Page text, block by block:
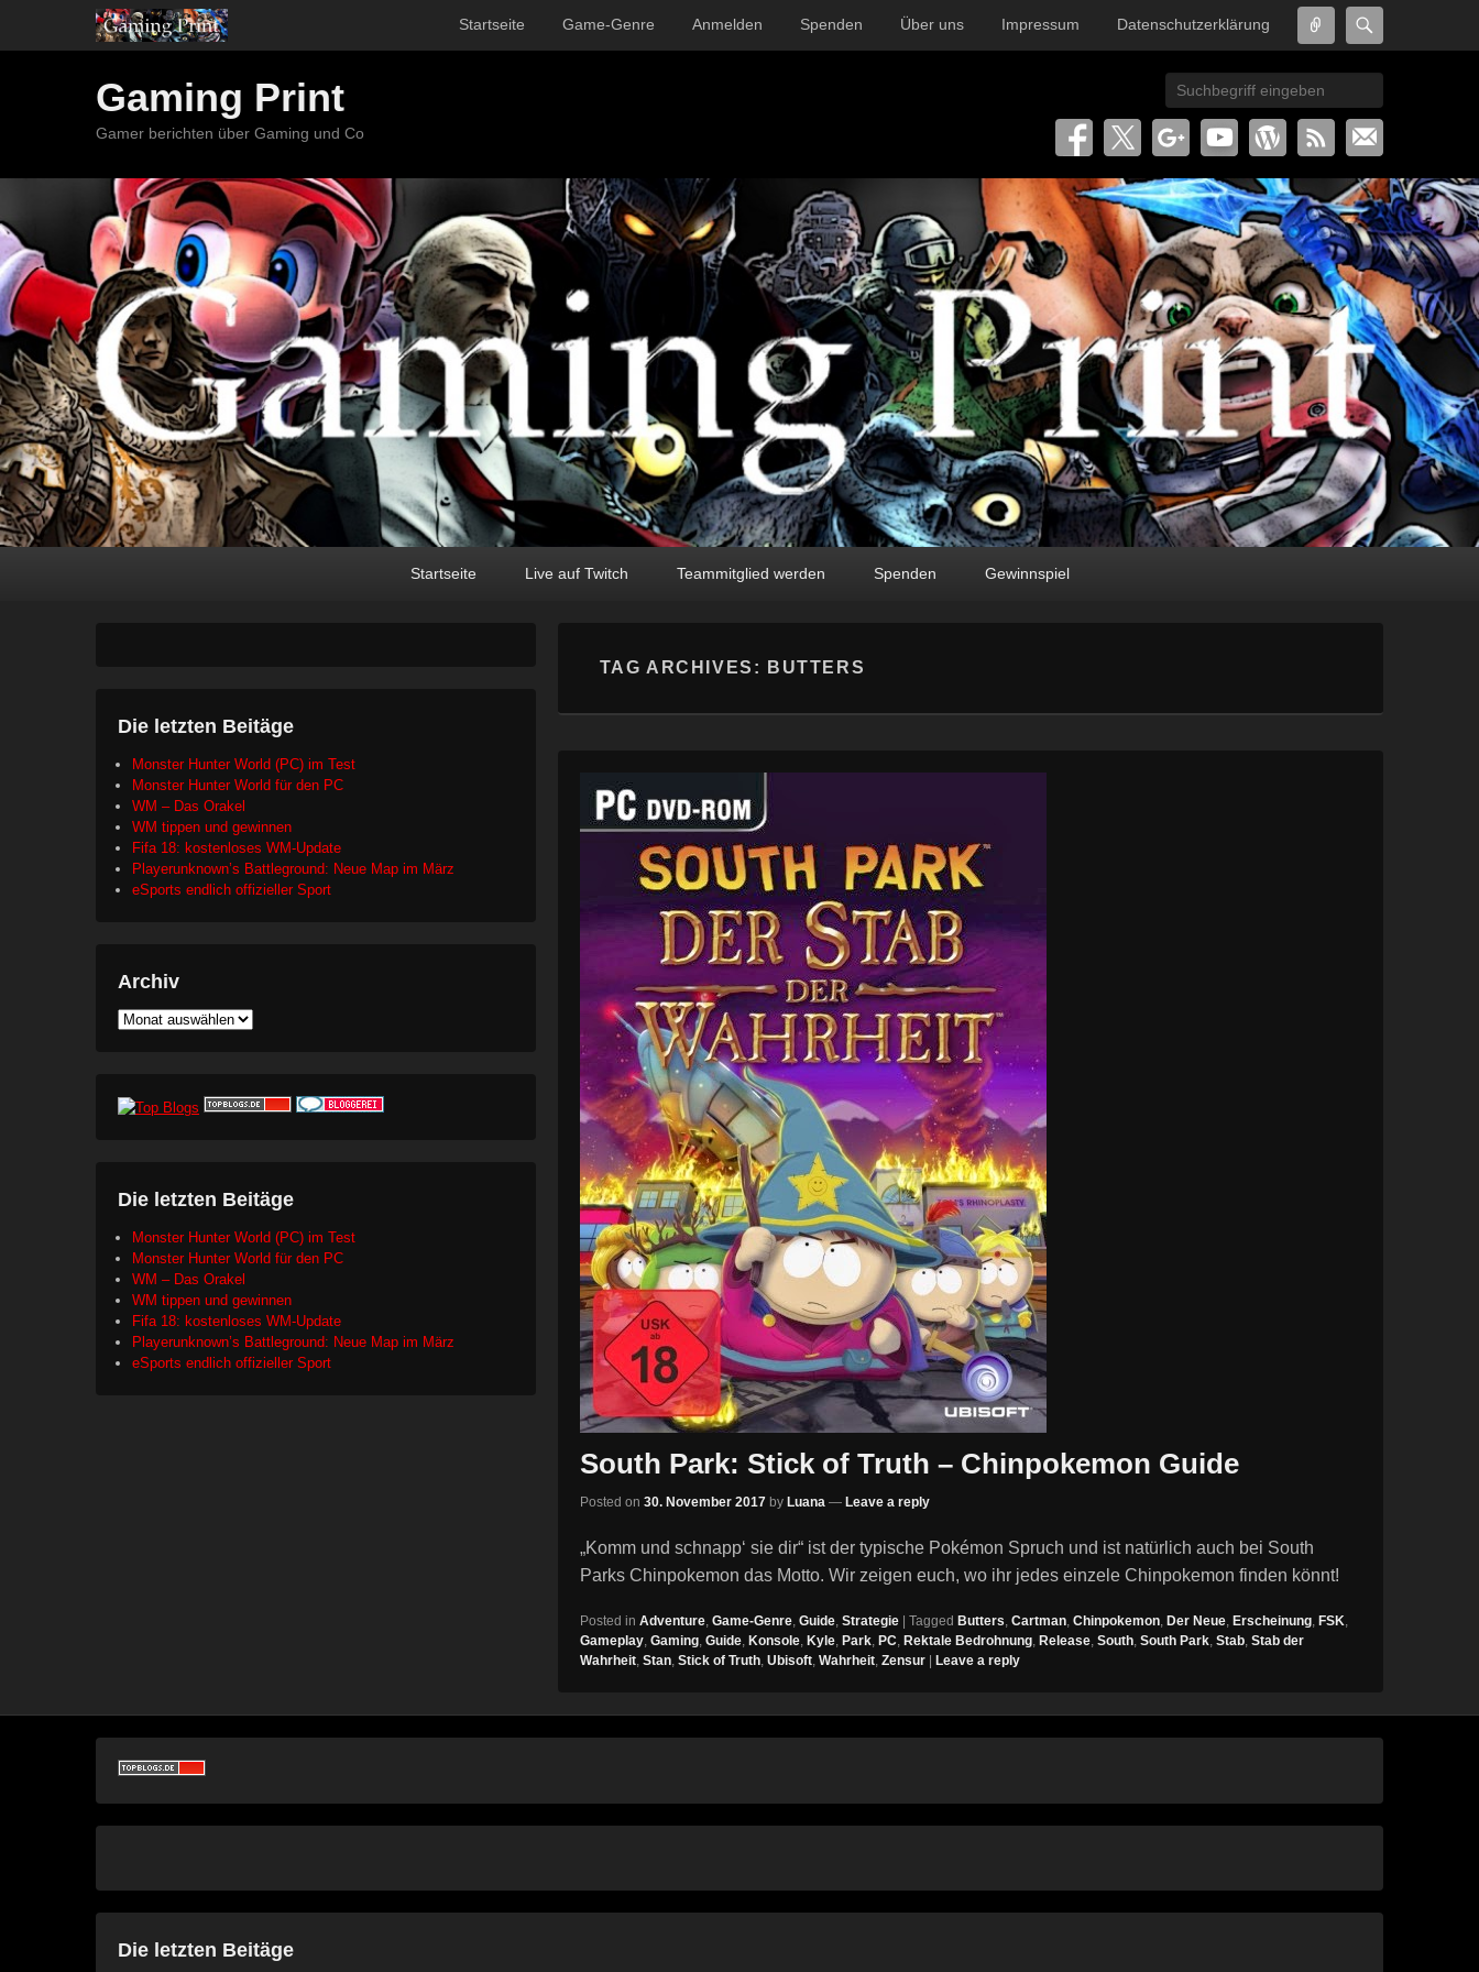
Connect
Startseite Game-Genre Anmelden Spenden Über uns Impressum Datenschutzerklärung
Gaming Print
Gamer berichten über Gaming und Co
Search
Startseite Live auf Twitch Teammitglied werden Spenden Gewinnspiel
TAG ARCHIVES: BUTTERS
South Park: Stick of Truth – Chinpokemon Guide
Posted on 30. November 2017 by Luana — Leave a reply
„Komm und schnapp‘ sie dir“ ist der typische Pokémon Spruch und ist natürlich auch bei South
Parks Chinpokemon das Motto. Wir zeigen euch, wo ihr jedes einzele Chinpokemon finden könnt!
Posted in Adventure, Game-Genre, Guide, Strategie Tagged Butters, Cartman, Chinpokemon, Der Neue, Erscheinung, FSK,
Gameplay, Gaming, Guide, Konsole, Kyle, Park, PC, Rektale Bedrohnung, Release, South, South Park, Stab, Stab der
Wahrheit, Stan, Stick of Truth, Ubisoft, Wahrheit, Zensur Leave a reply
Die letzten Beitäge
Monster Hunter World (PC) im Test
Monster Hunter World für den PC
WM – Das Orakel
WM tippen und gewinnen
Fifa 18: kostenloses WM-Update
Playerunknown’s Battleground: Neue Map im März
eSports endlich offizieller Sport
Archiv
Archiv
Die letzten Beitäge
Monster Hunter World (PC) im Test
Monster Hunter World für den PC
WM – Das Orakel
WM tippen und gewinnen
Fifa 18: kostenloses WM-Update
Playerunknown’s Battleground: Neue Map im März
eSports endlich offizieller Sport
Die letzten Beitäge